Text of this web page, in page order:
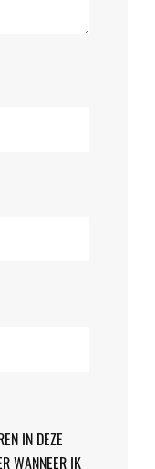
IN DEZE
WANNEER IK